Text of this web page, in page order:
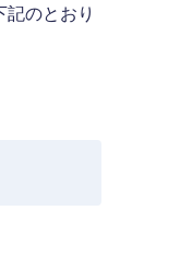
のとおり